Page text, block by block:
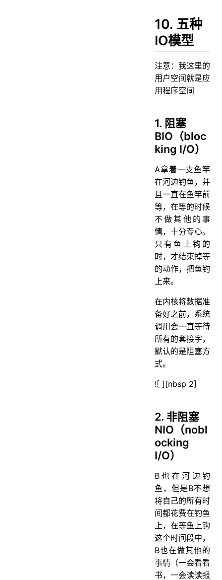
10. 五种
IO模型
注意：我这里的
用户空间就是应
用程序空间
1. 阻塞
BIO（bloc
king I/O）
A拿着一支鱼竿
在河边钓鱼，并
且一直在鱼竿前
等，在等的时候
不做其他的事
情，十分专心。
只有鱼上钩的
时，才结束掉等
的动作，把鱼钓
上来。
在内核将数据准
备好之前，系统
调用会一直等待
所有的套接字，
默认的是阻塞方
式。
![ ][nbsp 2]
2. 非阻塞
NIO（nobl
ocking
I/O）
B也在河边钓
鱼，但是B不想
将自己的所有时
间都花费在钓鱼
上，在等鱼上钩
这个时间段中，
B也在做其他的
事情（一会看看
书，一会读读报